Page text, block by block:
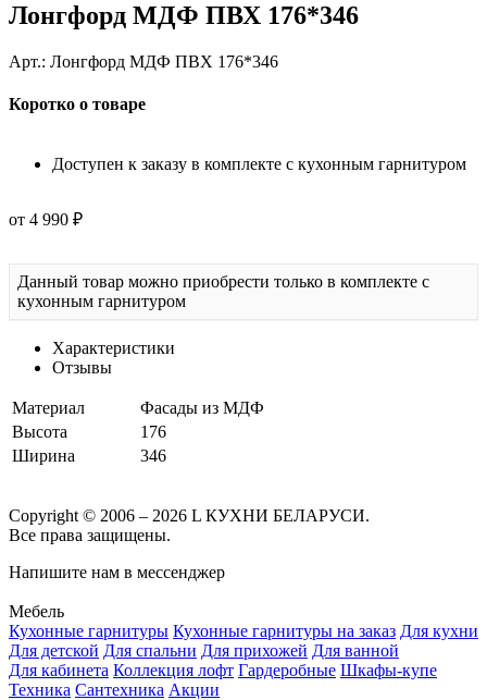
Лонгфорд МДФ ПВХ 176*346
Арт.: Лонгфорд МДФ ПВХ 176*346
Коротко о товаре
Доступен к заказу в комплекте с кухонным гарнитуром
от 4 990 ₽
Данный товар можно приобрести только в комплекте с
кухонным гарнитуром
Характеристики
Отзывы
Материал
Фасады из МДФ
Высота
176
Ширина
346
Copyright © 2006 – 2026 L КУХНИ БЕЛАРУСИ.
Все права защищены.
Напишите нам в мессенджер
Мебель
Кухонные гарнитуры Кухонные гарнитуры на заказ Для кухни
Для детской Для спальни Для прихожей Для ванной
Для кабинета Коллекция лофт Гардеробные Шкафы-купе
Техника Сантехника Акции